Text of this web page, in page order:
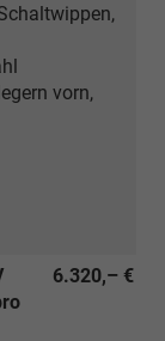
vorn,
6.320,– €